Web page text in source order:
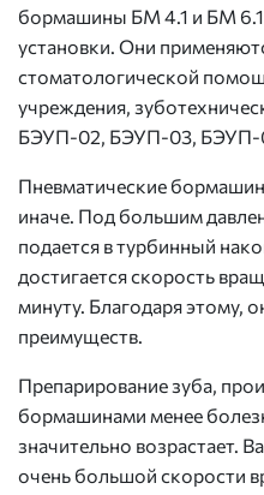
бормашины БМ 4.1 и БМ
установки. Они
стоматологической
учреждения,
БЭУП-02, БЭУП-03, БЭУП-
Пневматические
иначе. Под большим
подается в турбинный
достигается скорость
минуту. Благодаря этому,
преимуществ.
Препарирование зуба,
бормашинами менее
значительно возрастает.
очень большой скорости